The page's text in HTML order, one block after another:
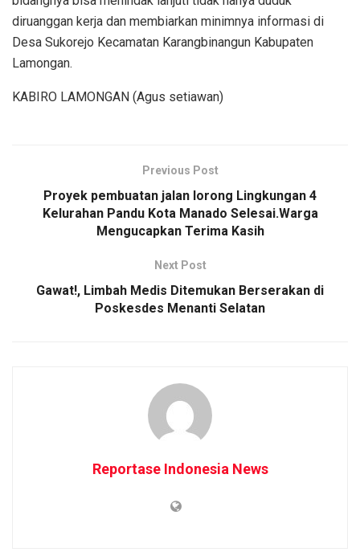
diruanggan kerja dan membiarkan minimnya informasi di
Desa Sukorejo Kecamatan Karangbinangun Kabupaten
Lamongan.
KABIRO LAMONGAN (Agus setiawan)
Previous Post
Proyek pembuatan jalan lorong Lingkungan 4
Kelurahan Pandu Kota Manado Selesai.Warga
Mengucapkan Terima Kasih
Next Post
Gawat!, Limbah Medis Ditemukan Berserakan di
Poskesdes Menanti Selatan
Reportase Indonesia News